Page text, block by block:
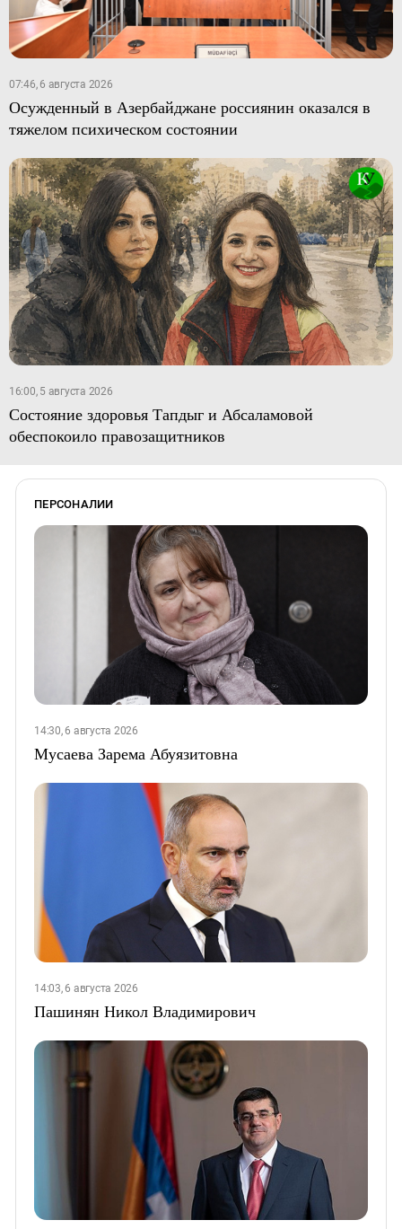
07:46, 6 августа 2026
Осужденный в Азербайджане россиянин оказался в
тяжелом психическом состоянии
16:00, 5 августа 2026
Состояние здоровья Тапдыг и Абсаламовой
обеспокоило правозащитников
ПЕРСОНАЛИИ
14:30, 6 августа 2026
Мусаева Зарема Абуязитовна
14:03, 6 августа 2026
Пашинян Никол Владимирович